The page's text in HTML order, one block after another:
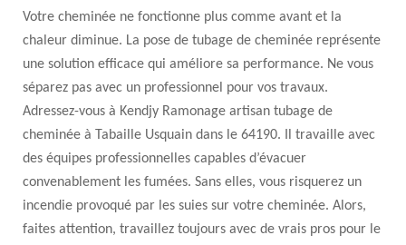
Votre cheminée ne fonctionne plus comme avant et la
chaleur diminue. La pose de tubage de cheminée représente
une solution efficace qui améliore sa performance. Ne vous
séparez pas avec un professionnel pour vos travaux.
Adressez-vous à Kendjy Ramonage artisan tubage de
cheminée à Tabaille Usquain dans le 64190. Il travaille avec
des équipes professionnelles capables d’évacuer
convenablement les fumées. Sans elles, vous risquerez un
incendie provoqué par les suies sur votre cheminée. Alors,
faites attention, travaillez toujours avec de vrais pros pour le